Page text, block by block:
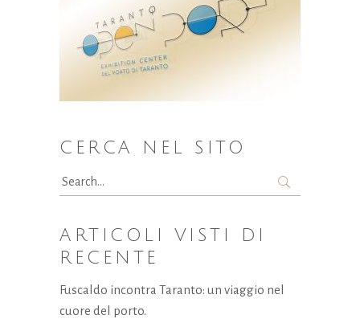
CERCA NEL SITO
Search
for:
ARTICOLI VISTI DI
RECENTE
Fuscaldo incontra Taranto: un viaggio nel
cuore del porto.